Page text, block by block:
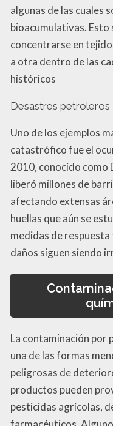
algunas de las cuales
bioacumulativas. Esto
concentrarse en
a otra dentro de las
históricos
Desastres petroleros
Uno de los ejemplos
catastrófico fue el
2010, conocido como
liberó millones de
afectando extensas
huellas que aún se
medidas de
daños siguen siendo
La contaminación por
una de las formas
peligrosas de
productos pueden
pesticidas agrícolas,